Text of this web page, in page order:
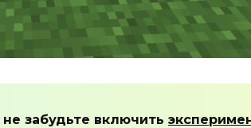
не забудьте включить